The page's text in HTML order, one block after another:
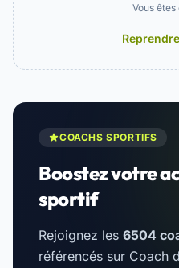
Vous
COACHS SPORTIFS
Boostez votre
sportif
Rejoignez les 6504
référencés sur Coach